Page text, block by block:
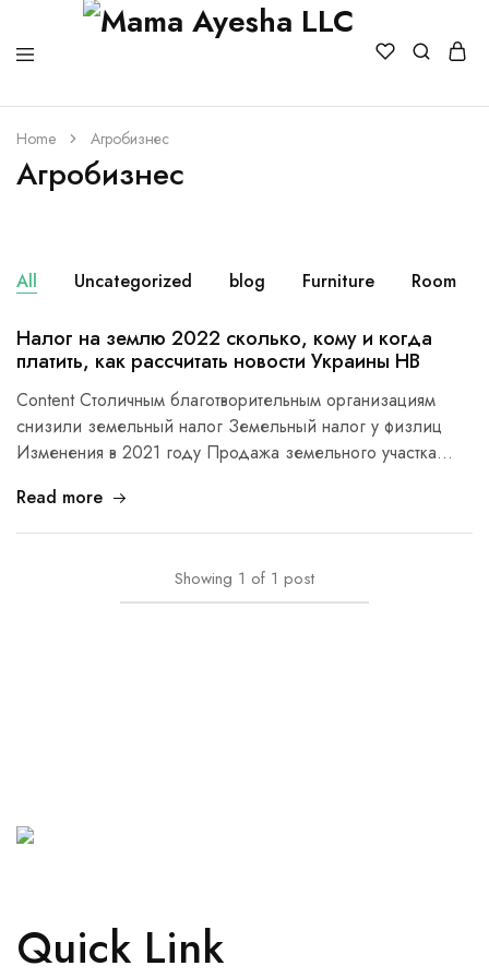
Home Агробизнес
Агробизнес
All Uncategorized blog Furniture Room
Налог на землю 2022 сколько, кому и когда
платить, как рассчитать новости Украины НВ
Content Столичным благотворительным организациям
снизили земельный налог Земельный налог у физлиц
Изменения в 2021 году Продажа земельного участка…
Read more
Showing 1 of 1 post
Quick Link